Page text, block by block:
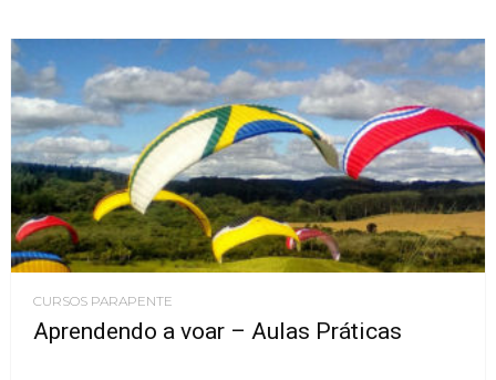
CURSOS PARAPENTE
Aprendendo a voar – Aulas Práticas